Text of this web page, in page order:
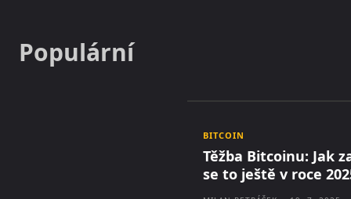
Populární
BITCOIN
Těžba Bitcoinu: Jak
se to ještě v roce